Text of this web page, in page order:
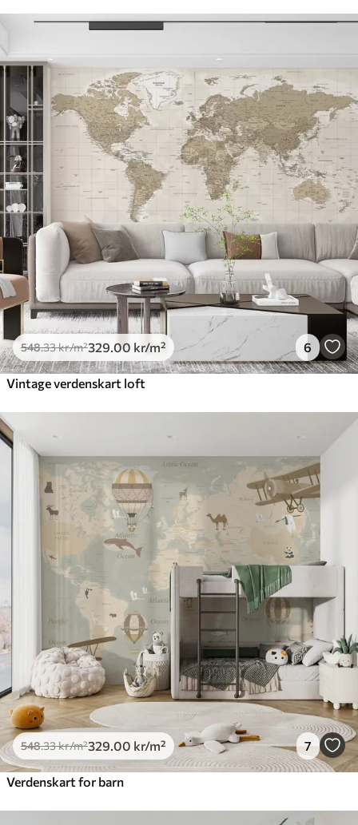
548.33kr/m²329 .00 kr/m² 6
Vintage verdenskart loft
548.33kr/m²329 .00 kr/m² 7
Verdenskart for barn